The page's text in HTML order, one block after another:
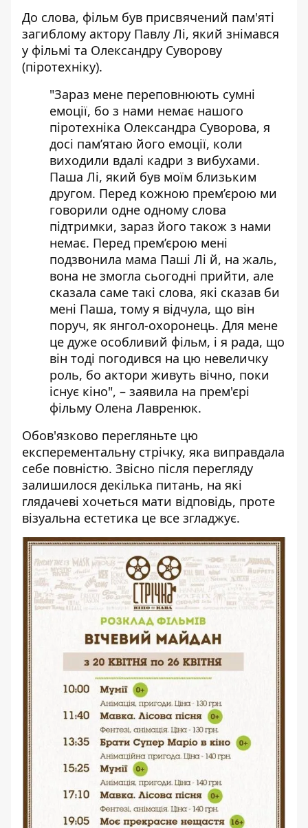
До слова, фільм був присвячений пам'яті
загиблому актору Павлу Лі, який знімався
у фільмі та Олександру Суворову
(піротехніку).
"Зараз мене переповнюють сумні
емоції, бо з нами немає нашого
піротехніка Олександра Суворова, я
досі пам’ятаю його емоції, коли
виходили вдалі кадри з вибухами.
Паша Лі, який був моїм близьким
другом. Перед кожною прем’єрою ми
говорили одне одному слова
підтримки, зараз його також з нами
немає. Перед прем’єрою мені
подзвонила мама Паші Лі й, на жаль,
вона не змогла сьогодні прийти, але
сказала саме такі слова, які сказав би
мені Паша, тому я відчула, що він
поруч, як янгол-охоронець. Для мене
це дуже особливий фільм, і я рада, що
він тоді погодився на цю невеличку
роль, бо актори живуть вічно, поки
існує кіно", – заявила на прем'єрі
фільму Олена Лавренюк.
Обов'язково перегляньте цю
експерементальну стрічку, яка виправдала
себе повністю. Звісно після перегляду
залишилося декілька питань, на які
глядачеві хочеться мати відповідь, проте
візуальна естетика це все згладжує.